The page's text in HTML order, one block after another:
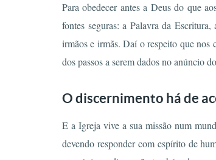
Para obedecer antes a Deus do que
fontes seguras: a Palavra da
irmãos e irmãs. Daí o respeito que nos
dos passos a serem dados no anúncio
O discernimento há de
E a Igreja vive a sua missão num
devendo responder com espírito de